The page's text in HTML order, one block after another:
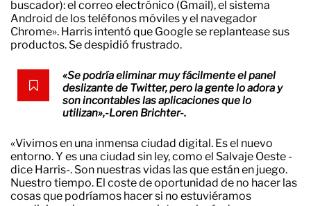
buscador): el correo electrónico (Gmail), el sistema
Android de los teléfonos móviles y el navegador
Chrome». Harris intentó que Google se replantease sus
productos. Se despidió frustrado.
«Se podría eliminar muy fácilmente el panel
deslizante de Twitter, pero la gente lo adora y
son incontables las aplicaciones que lo
utilizan»,-Loren Brichter-.
«Vivimos en una inmensa ciudad digital. Es el nuevo
entorno. Y es una ciudad sin ley, como el Salvaje Oeste -
dice Harris-. Son nuestras vidas las que están en juego.
Nuestro tiempo. El coste de oportunidad de no hacer las
cosas que podríamos hacer si no estuviéramos